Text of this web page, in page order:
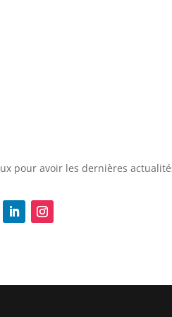
pour avoir les dernières